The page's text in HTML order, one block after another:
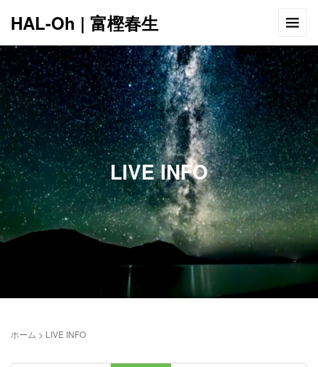
HAL-Oh | 富樫春生
LIVE INFO
ホーム > LIVE INFO
12:00 AM
1:00 AM
2:00 AM
5:00 AM